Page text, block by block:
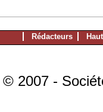
Rédacteurs
© 2007 -